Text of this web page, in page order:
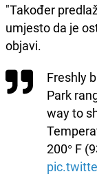
"Također
umjesto da je
objavi.
Freshly
Park
way to
200° F